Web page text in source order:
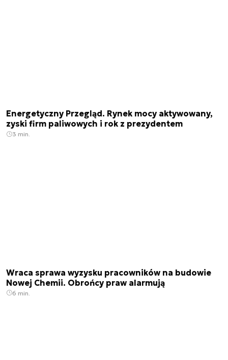
Energetyczny Przegląd. Rynek mocy aktywowany,
zyski firm paliwowych i rok z prezydentem
3 min.
Wraca sprawa wyzysku pracowników na budowie
Nowej Chemii. Obrońcy praw alarmują
6 min.